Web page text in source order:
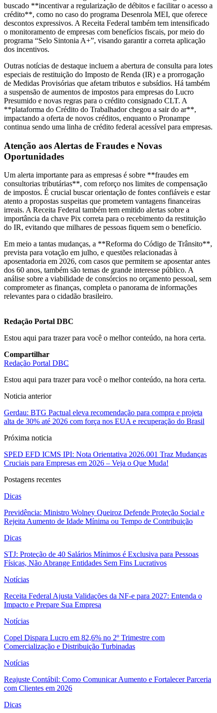
buscado **incentivar a regularização de débitos e facilitar o acesso a
crédito**, como no caso do programa Desenrola MEI, que oferece
descontos expressivos. A Receita Federal também tem intensificado
o monitoramento de empresas com benefícios fiscais, por meio do
programa “Selo Sintonia A+”, visando garantir a correta aplicação
dos incentivos.
Outras notícias de destaque incluem a abertura de consulta para lotes
especiais de restituição do Imposto de Renda (IR) e a prorrogação
de Medidas Provisórias que afetam tributos e subsídios. Há também
a suspensão de aumentos de impostos para empresas do Lucro
Presumido e novas regras para o crédito consignado CLT. A
**plataforma do Crédito do Trabalhador chegou a sair do ar**,
impactando a oferta de novos créditos, enquanto o Pronampe
continua sendo uma linha de crédito federal acessível para empresas.
Atenção aos Alertas de Fraudes e Novas
Oportunidades
Um alerta importante para as empresas é sobre **fraudes em
consultorias tributárias**, com reforço nos limites de compensação
de impostos. É crucial buscar orientação de fontes confiáveis e estar
atento a propostas suspeitas que prometem vantagens financeiras
irreais. A Receita Federal também tem emitido alertas sobre a
importância da chave Pix correta para o recebimento da restituição
do IR, evitando que milhares de pessoas fiquem sem o benefício.
Em meio a tantas mudanças, a **Reforma do Código de Trânsito**,
prevista para votação em julho, e questões relacionadas à
aposentadoria em 2026, com casos que permitem se aposentar antes
dos 60 anos, também são temas de grande interesse público. A
análise sobre a viabilidade de consórcios no orçamento pessoal, sem
comprometer as finanças, completa o panorama de informações
relevantes para o cidadão brasileiro.
Redação Portal DBC
Estou aqui para trazer para você o melhor conteúdo, na hora certa.
Compartilhar
Redação Portal DBC
Estou aqui para trazer para você o melhor conteúdo, na hora certa.
Noticia anterior
Gerdau: BTG Pactual eleva recomendação para compra e projeta
alta de 30% até 2026 com força nos EUA e recuperação do Brasil
Próxima noticia
SPED EFD ICMS IPI: Nota Orientativa 2026.001 Traz Mudanças
Cruciais para Empresas em 2026 – Veja o Que Muda!
Postagens recentes
Dicas
Previdência: Ministro Wolney Queiroz Defende Proteção Social e
Rejeita Aumento de Idade Mínima ou Tempo de Contribuição
Dicas
STJ: Proteção de 40 Salários Mínimos é Exclusiva para Pessoas
Físicas, Não Abrange Entidades Sem Fins Lucrativos
Notícias
Receita Federal Ajusta Validações da NF-e para 2027: Entenda o
Impacto e Prepare Sua Empresa
Notícias
Copel Dispara Lucro em 82,6% no 2º Trimestre com
Comercialização e Distribuição Turbinadas
Notícias
Reajuste Contábil: Como Comunicar Aumento e Fortalecer Parceria
com Clientes em 2026
Dicas